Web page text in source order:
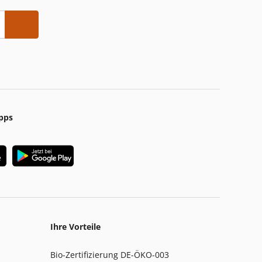
Ihre Vorteile
Bio-Zertifizierung DE-ÖKO-003